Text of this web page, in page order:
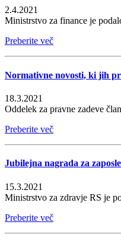
2.4.2021
Ministrstvo za finance je
Preberite več
Normativne novosti, ki jih
18.3.2021
Oddelek za pravne zadeve
Preberite več
Jubilejna nagrada za
15.3.2021
Ministrstvo za zdravje RS je
Preberite več